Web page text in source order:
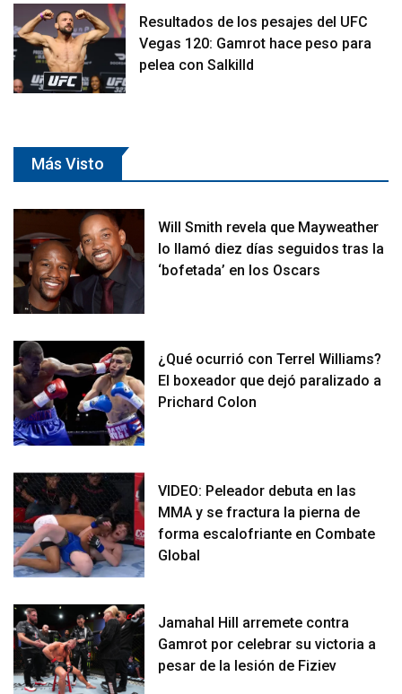
Resultados de los pesajes del UFC
Vegas 120: Gamrot hace peso para
pelea con Salkilld
Más Visto
Will Smith revela que Mayweather
lo llamó diez días seguidos tras la
‘bofetada’ en los Oscars
¿Qué ocurrió con Terrel Williams?
El boxeador que dejó paralizado a
Prichard Colon
VIDEO: Peleador debuta en las
MMA y se fractura la pierna de
forma escalofriante en Combate
Global
Jamahal Hill arremete contra
Gamrot por celebrar su victoria a
pesar de la lesión de Fiziev